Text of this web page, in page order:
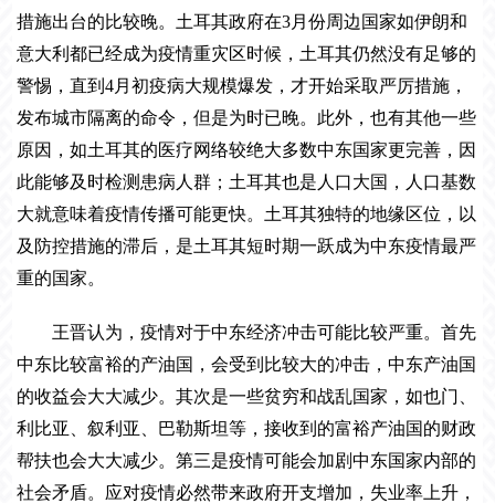
措施出台的比较晚。土耳其政府在3月份周边国家如伊朗和
意大利都已经成为疫情重灾区时候，土耳其仍然没有足够的
警惕，直到4月初疫病大规模爆发，才开始采取严厉措施，
发布城市隔离的命令，但是为时已晚。此外，也有其他一些
原因，如土耳其的医疗网络较绝大多数中东国家更完善，因
此能够及时检测患病人群；土耳其也是人口大国，人口基数
大就意味着疫情传播可能更快。土耳其独特的地缘区位，以
及防控措施的滞后，是土耳其短时期一跃成为中东疫情最严
重的国家。
王晋认为，疫情对于中东经济冲击可能比较严重。首先
中东比较富裕的产油国，会受到比较大的冲击，中东产油国
的收益会大大减少。其次是一些贫穷和战乱国家，如也门、
利比亚、叙利亚、巴勒斯坦等，接收到的富裕产油国的财政
帮扶也会大大减少。第三是疫情可能会加剧中东国家内部的
社会矛盾。应对疫情必然带来政府开支增加，失业率上升，